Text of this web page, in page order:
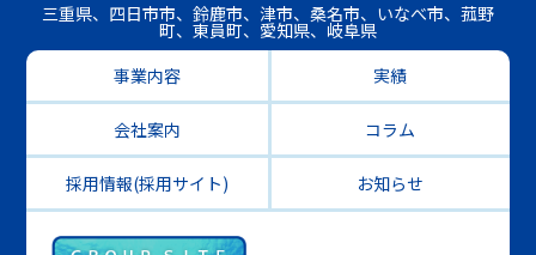
三重県、四日市市、鈴鹿市、津市、桑名市、いなべ市、菰野
町、東員町、愛知県、岐阜県
事業内容
実績
会社案内 コラム
採用情報(採用サイト) お知らせ